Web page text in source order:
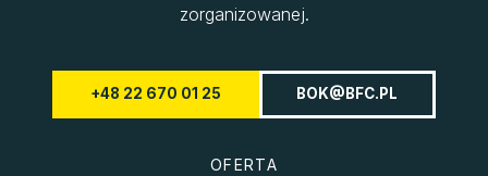
zorganizowanej.
+48 22 670 01 25 BOK@BFC.PL
OFERTA